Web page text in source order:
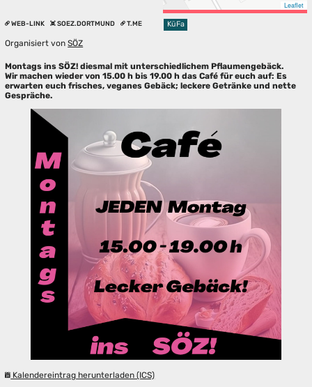
Leaflet
WEB-LINK SOEZ.DORTMUND T.ME KüFa
Organisiert vonSÖZ
Montags ins SÖZ! diesmal mit unterschiedlichem Pflaumengebäck.
Wir machen wieder von 15.00 h bis 19.00 h das Café für euch auf: Es
erwarten euch frisches, veganes Gebäck; leckere Getränke und nette
Gespräche.
Kalendereintrag herunterladen (ICS)